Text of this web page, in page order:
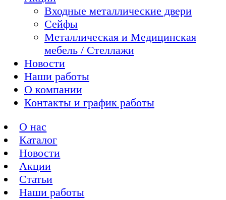
Входные металлические двери
Сейфы
Металлическая и Медицинская
мебель / Стеллажи
Новости
Наши работы
О компании
Контакты и график работы
О нас
Каталог
Новости
Акции
Статьи
Наши работы